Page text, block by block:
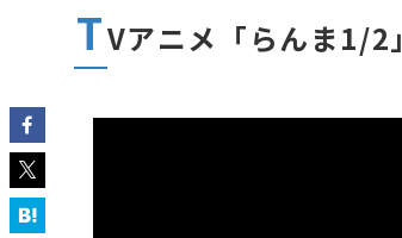
TVアニメ「らんま1/2」